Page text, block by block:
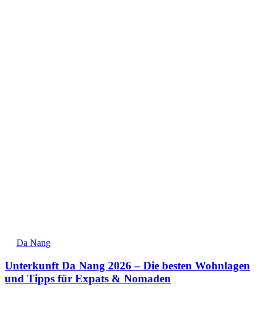
Da Nang
Unterkunft Da Nang 2026 – Die besten Wohnlagen
und Tipps für Expats & Nomaden